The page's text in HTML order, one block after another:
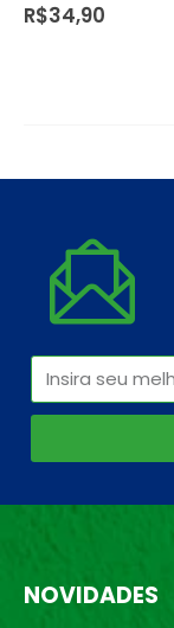
R$34,90
NOVIDADES